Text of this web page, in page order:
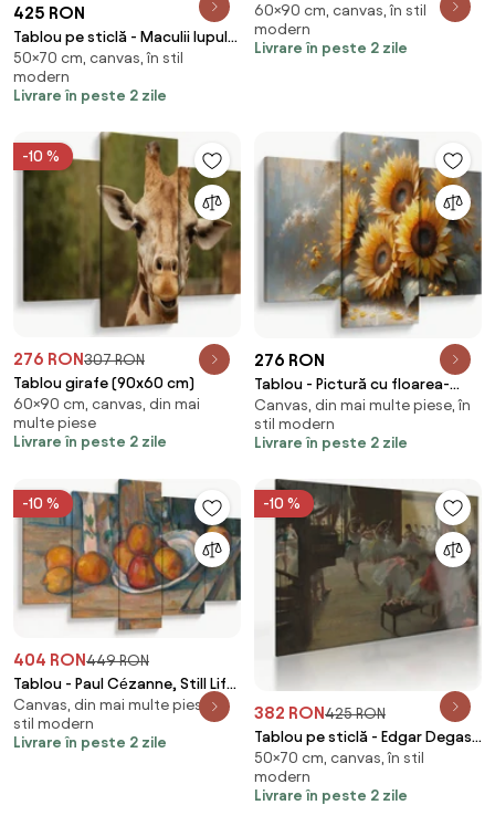
425 RON
Tablou pe sticlă - Maculii lupului
(70x50 cm)
50×70 cm, canvas, în stil
modern
Livrare în peste 2 zile
cm)
60×90 cm, canvas, în stil
modern
Livrare în peste 2 zile
-10 %
276 RON307 RON
Tablou girafe (90x60 cm)
60×90 cm, canvas, din mai
multe piese
Livrare în peste 2 zile
276 RON
Tablou - Pictură cu floarea-
soarelui (90x60 cm)
Canvas, din mai multe piese, în
stil modern
Livrare în peste 2 zile
-10 %
404 RON449 RON
Tablou - Paul Cézanne, Still Life
with Milk Jug and Fruit,
reproducere (150x105 cm)
Canvas, din mai multe piese, în
stil modern
Livrare în peste 2 zile
-10 %
382 RON425 RON
Tablou pe sticlă - Edgar Degas,
The Dance Class, reproducere
(70x50 cm)
50×70 cm, canvas, în stil
modern
Livrare în peste 2 zile